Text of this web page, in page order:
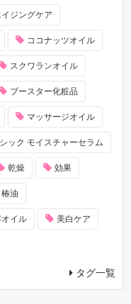
イジングケア
ココナッツオイル
スクワランオイル
ブースター化粧品
マッサージオイル
ック モイスチャーセラム
乾燥 効果
椿油
イル 美白ケア
タグ一覧